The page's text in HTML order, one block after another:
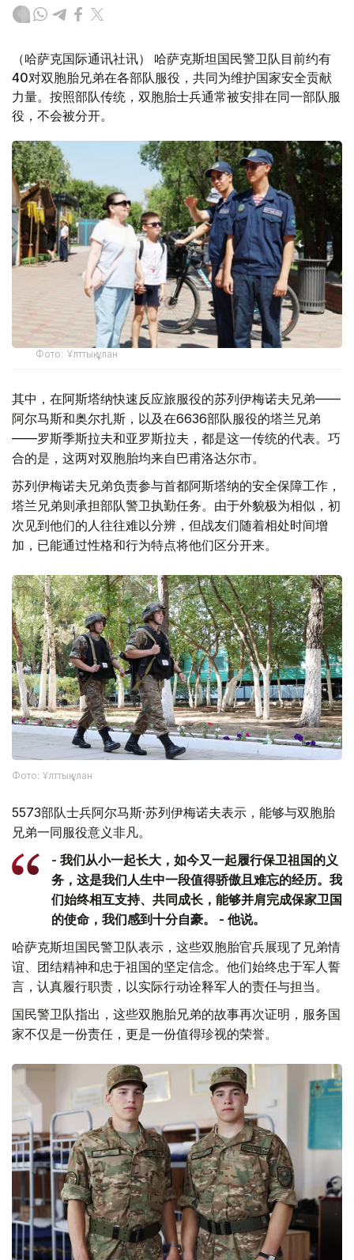
（哈萨克国际通讯社讯） 哈萨克斯坦国民警卫队目前约有
40对双胞胎兄弟在各部队服役，共同为维护国家安全贡献
力量。按照部队传统，双胞胎士兵通常被安排在同一部队服
役，不会被分开。
Фото: Ұлттық ұлан
其中，在阿斯塔纳快速反应旅服役的苏列伊梅诺夫兄弟——
阿尔马斯和奥尔扎斯，以及在6636部队服役的塔兰兄弟
——罗斯季斯拉夫和亚罗斯拉夫，都是这一传统的代表。巧
合的是，这两对双胞胎均来自巴甫洛达尔市。
苏列伊梅诺夫兄弟负责参与首都阿斯塔纳的安全保障工作，
塔兰兄弟则承担部队警卫执勤任务。由于外貌极为相似，初
次见到他们的人往往难以分辨，但战友们随着相处时间增
加，已能通过性格和行为特点将他们区分开来。
Фото: Ұлттық ұлан
5573部队士兵阿尔马斯·苏列伊梅诺夫表示，能够与双胞胎
兄弟一同服役意义非凡。
- 我们从小一起长大，如今又一起履行保卫祖国的义
务，这是我们人生中一段值得骄傲且难忘的经历。我
们始终相互支持、共同成长，能够并肩完成保家卫国
的使命，我们感到十分自豪。 - 他说。
哈萨克斯坦国民警卫队表示，这些双胞胎官兵展现了兄弟情
谊、团结精神和忠于祖国的坚定信念。他们始终忠于军人誓
言，认真履行职责，以实际行动诠释军人的责任与担当。
国民警卫队指出，这些双胞胎兄弟的故事再次证明，服务国
家不仅是一份责任，更是一份值得珍视的荣誉。